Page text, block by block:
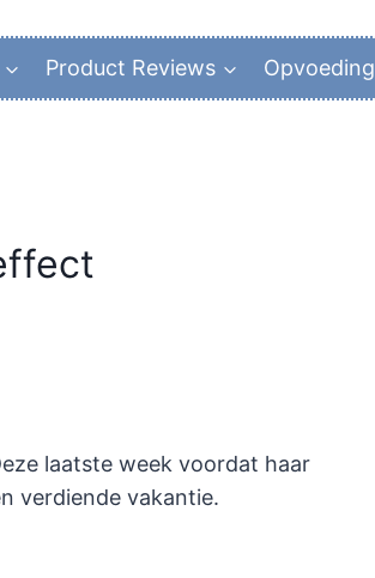
Product Reviews Opvoeding
laatste week voordat haar
verdiende vakantie.